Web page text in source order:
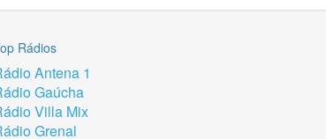
Rádios
Antena 1
Gaúcha
Villa Mix
Grenal